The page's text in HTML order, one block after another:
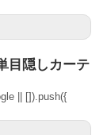
目隠しカーテ
|| []).push({